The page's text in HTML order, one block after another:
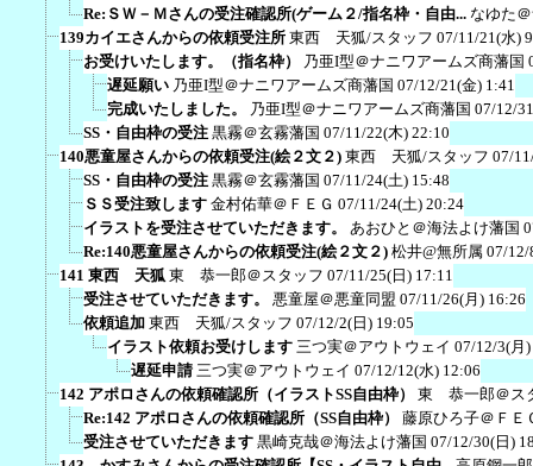
Re:ＳＷ－Ｍさんの受注確認所(ゲーム２/指名枠・自由... なゆた
139カイエさんからの依頼受注所 東西 天狐/スタッフ 07/11/21(水)
お受けいたします。（指名枠）
乃亜I型＠ナニワアームズ商藩国
遅延願い 乃亜I型＠ナニワアームズ商藩国 07/12/21(金) 1:41
完成いたしました。
乃亜I型＠ナニワアームズ商藩国 07/12/
SS・自由枠の受注 黒霧＠玄霧藩国 07/11/22(木) 22:10
140悪童屋さんからの依頼受注(絵２文２) 東西 天狐/スタッフ 07/
SS・自由枠の受注 黒霧＠玄霧藩国 07/11/24(土) 15:48
ＳＳ受注致します 金村佑華＠ＦＥＧ 07/11/24(土) 20:24
イラストを受注させていただきます。
あおひと＠海法よけ藩国
Re:140悪童屋さんからの依頼受注(絵２文２) 松井@無所属 07/12/
141 東西 天狐 東 恭一郎＠スタッフ 07/11/25(日) 17:11
受注させていただきます。
悪童屋＠悪童同盟 07/11/26(月) 16:26
依頼追加 東西 天狐/スタッフ 07/12/2(日) 19:05
イラスト依頼お受けします 三つ実＠アウトウェイ 07/12/3(月
遅延申請 三つ実＠アウトウェイ 07/12/12(水) 12:06
142 アポロさんの依頼確認所（イラストSS自由枠）
東 恭一郎＠ス
Re:142 アポロさんの依頼確認所（SS自由枠）
藤原ひろ子＠ＦＥ
受注させていただきます 黒崎克哉＠海法よけ藩国 07/12/30(日)